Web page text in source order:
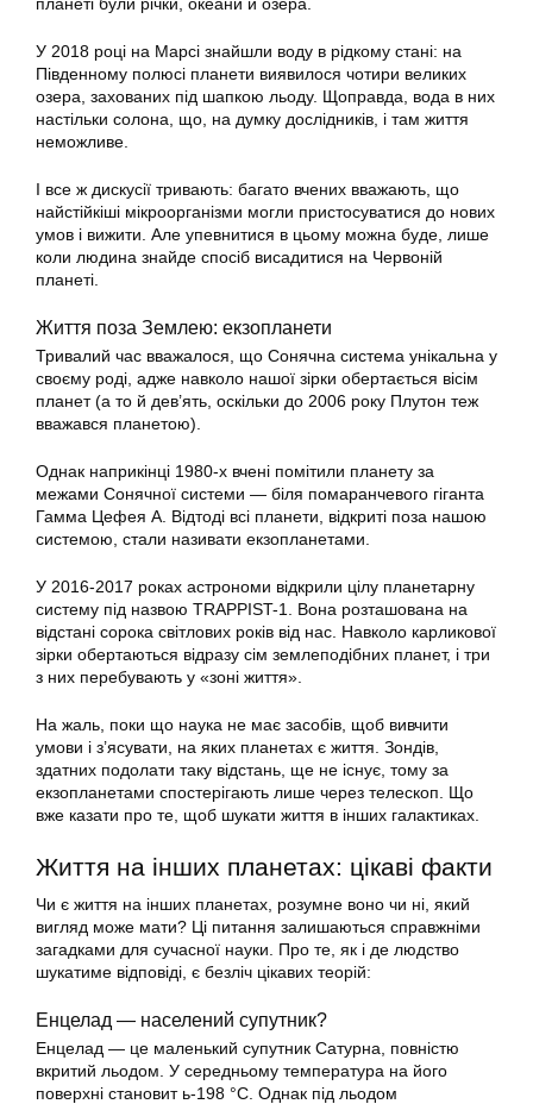
У 2018 році на Марсі знайшли воду в рідкому стані: на
Південному полюсі планети виявилося чотири великих
озера, захованих під шапкою льоду. Щоправда, вода в них
настільки солона, що, на думку дослідників, і там життя
неможливе.
І все ж дискусії тривають: багато вчених вважають, що
найстійкіші мікроорганізми могли пристосуватися до нових
умов і вижити. Але упевнитися в цьому можна буде, лише
коли людина знайде спосіб висадитися на Червоній
планеті.
Життя поза Землею: екзопланети
Тривалий час вважалося, що Сонячна система унікальна у
своєму роді, адже навколо нашої зірки обертається вісім
планет (а то й дев’ять, оскільки до 2006 року Плутон теж
вважався планетою).
Однак наприкінці 1980-х вчені помітили планету за
межами Сонячної системи — біля помаранчевого гіганта
Гамма Цефея A. Відтоді всі планети, відкриті поза нашою
системою, стали називати екзопланетами.
У 2016-2017 роках астрономи відкрили цілу планетарну
систему під назвою TRAPPIST-1. Вона розташована на
відстані сорока світлових років від нас. Навколо карликової
зірки обертаються відразу сім землеподібних планет, і три
з них перебувають у «зоні життя».
На жаль, поки що наука не має засобів, щоб вивчити
умови і з’ясувати, на яких планетах є життя. Зондів,
здатних подолати таку відстань, ще не існує, тому за
екзопланетами спостерігають лише через телескоп. Що
вже казати про те, щоб шукати життя в інших галактиках.
Життя на інших планетах: цікаві факти
Чи є життя на інших планетах, розумне воно чи ні, який
вигляд може мати? Ці питання залишаються справжніми
загадками для сучасної науки. Про те, як і де людство
шукатиме відповіді, є безліч цікавих теорій:
Енцелад — населений супутник?
Енцелад — це маленький супутник Сатурна, повністю
вкритий льодом. У середньому температура на його
поверхні становит ь-198 °С. Однак під льодом